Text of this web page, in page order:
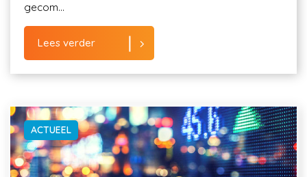
gecom...
Lees verder
ACTUEEL